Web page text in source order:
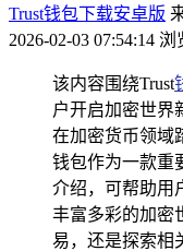
Trust钱包下载安卓版
2026-02-03 07:54:14 浏
该内容围绕Trust
户开启加密世界
在加密货币领域
钱包作为一款重
介绍，可帮助用
丰富多彩的加密
易，还是探索相